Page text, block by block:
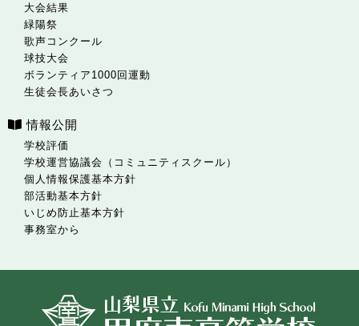
大会結果
緑陽祭
歌声コンクール
球技大会
ボランティア1000回運動
生徒会長あいさつ
情報公開
学校評価
学校運営協議会（コミュニティスクール）
個人情報保護基本方針
部活動基本方針
いじめ防止基本方針
事務室から